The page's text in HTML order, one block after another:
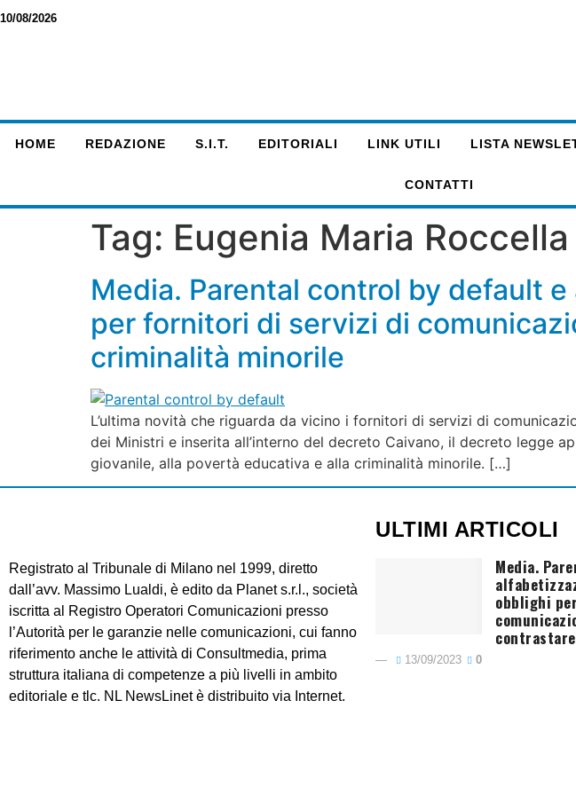
10/08/2026
HOME REDAZIONE S.I.T. EDITORIALI LINK UTILI LISTA
CONTATTI
Tag: Eugenia Maria Roccella
Media. Parental control by default
per fornitori di servizi di
criminalità minorile
L’ultima novità che riguarda da vicino i fornitori di servizi di
dei Ministri e inserita all’interno del decreto Caivano, il decreto legge
giovanile, alla povertà educativa e alla criminalità minorile. […]
Registrato al Tribunale di Milano nel 1999, diretto
dall’avv. Massimo Lualdi, è edito da Planet s.r.l., società
iscritta al Registro Operatori Comunicazioni presso
l’Autorità per le garanzie nelle comunicazioni, cui fanno
riferimento anche le attività di Consultmedia, prima
struttura italiana di competenze a più livelli in ambito
editoriale e tlc. NL NewsLinet è distribuito via Internet.
ULTIMI ARTICOLI
Media.
obblighi
13/09/2023 0